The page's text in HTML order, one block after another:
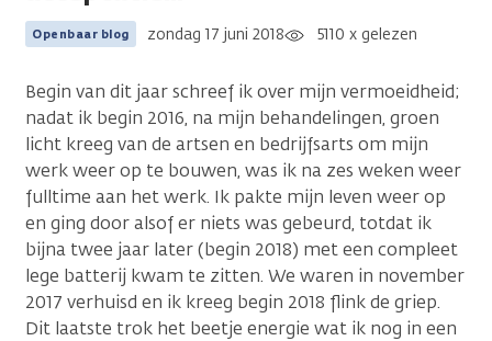
Openbaar blog zondag 17 juni 2018 5110 x gelezen
Begin van dit jaar schreef ik over mijn vermoeidheid;
nadat ik begin 2016, na mijn behandelingen, groen
licht kreeg van de artsen en bedrijfsarts om mijn
werk weer op te bouwen, was ik na zes weken weer
fulltime aan het werk. Ik pakte mijn leven weer op
en ging door alsof er niets was gebeurd, totdat ik
bijna twee jaar later (begin 2018) met een compleet
lege batterij kwam te zitten. We waren in november
2017 verhuisd en ik kreeg begin 2018 flink de griep.
Dit laatste trok het beetje energie wat ik nog in een